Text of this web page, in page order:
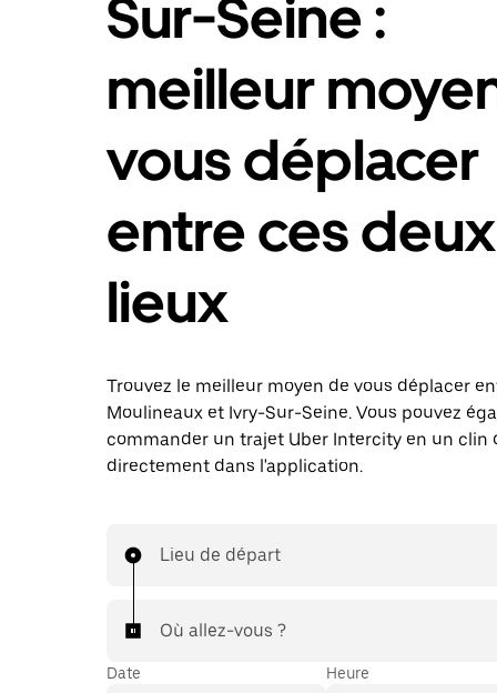
Sur-Seine :
meilleur
vous déplacer
entre ces deux
lieux
Trouvez le meilleur moyen de vous déplacer
Moulineaux et Ivry-Sur-Seine. Vous pouvez
commander un trajet Uber Intercity en un clin
directement dans l'application.
Lieu de départ
Où allez-vous ?
Date Heure